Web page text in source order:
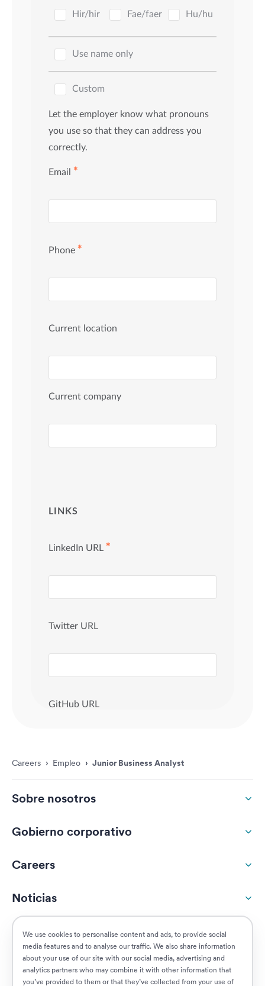
We use cookies to personalise content and ads, to provide social
media features and to analyse our traffic. We also share information
about your use of our site with our social media, advertising and
analytics partners who may combine it with other information that
you’ve provided to them or that they’ve collected from your use of
Careers › Empleo › Junior Business Analyst
Sobre nosotros
Gobierno corporativo
Careers
Noticias
Responsabilidad social
Clientes